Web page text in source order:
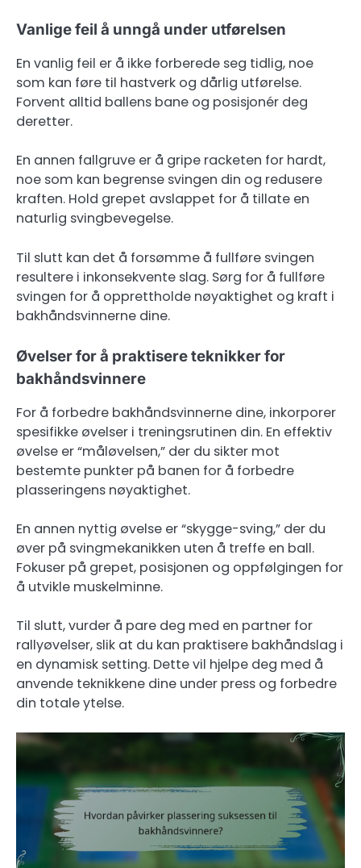
Vanlige feil å unngå under utførelsen
En vanlig feil er å ikke forberede seg tidlig, noe
som kan føre til hastverk og dårlig utførelse.
Forvent alltid ballens bane og posisjonér deg
deretter.
En annen fallgruve er å gripe racketen for hardt,
noe som kan begrense svingen din og redusere
kraften. Hold grepet avslappet for å tillate en
naturlig svingbevegelse.
Til slutt kan det å forsømme å fullføre svingen
resultere i inkonsekvente slag. Sørg for å fullføre
svingen for å opprettholde nøyaktighet og kraft i
bakhåndsvinnerne dine.
Øvelser for å praktisere teknikker for
bakhåndsvinnere
For å forbedre bakhåndsvinnerne dine, inkorporer
spesifikke øvelser i treningsrutinen din. En effektiv
øvelse er “måløvelsen,” der du sikter mot
bestemte punkter på banen for å forbedre
plasseringens nøyaktighet.
En annen nyttig øvelse er “skygge-sving,” der du
øver på svingmekanikken uten å treffe en ball.
Fokuser på grepet, posisjonen og oppfølgingen for
å utvikle muskelminne.
Til slutt, vurder å pare deg med en partner for
rallyøvelser, slik at du kan praktisere bakhåndslag i
en dynamisk setting. Dette vil hjelpe deg med å
anvende teknikkene dine under press og forbedre
din totale ytelse.